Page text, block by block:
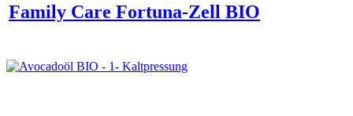
Family Care Fortuna-Zell BIO